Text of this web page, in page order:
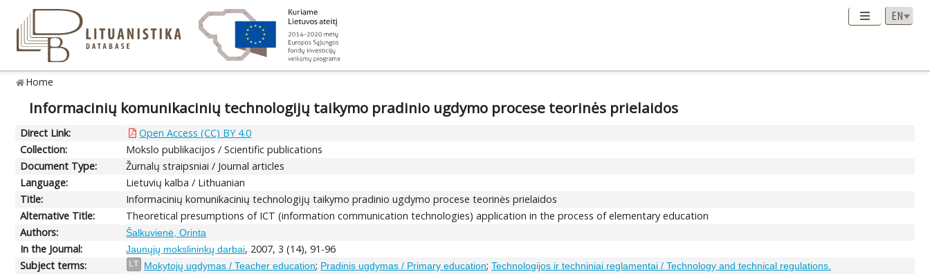
Home
Informacinių komunikacinių technologijų taikymo pradinio ugdymo procese teorinės prielaidos
Direct Link:
Open Access (CC) BY 4.0
Collection:
Mokslo publikacijos / Scientific publications
Document Type:
Žurnalų straipsniai / Journal articles
Language:
Lietuvių kalba / Lithuanian
Title:
Informacinių komunikacinių technologijų taikymo pradinio ugdymo procese teorinės prielaidos
Alternative Title:
Theoretical presumptions of ICT (information communication technologies) application in the process of elementary education
Authors:
Šalkuvienė, Orinta
In the Journal: Jaunųjų mokslininkų darbai, 2007, 3 (14), 91-96
Subject terms:
LT Mokytojų ugdymas / Teacher education; Pradinis ugdymas / Primary education;Technologijos ir techniniai reglamentai / Technology and technical regulations.